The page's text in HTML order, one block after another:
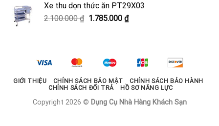
2.000.000 ₫.là:
1.800.000 ₫.
Xe thu dọn thức ăn PT29X03
2.100.000₫ Giá
1.785.000 ₫Giá
1.785.000 ₫.
GIỚI THIỆU CHÍNH SÁCH BẢO MẬT
CHÍNH SÁCH BẢO HÀNH
CHÍNH SÁCH ĐỔI TRẢ
HỒ SƠ NĂNG LỰC
Copyright 2026 © Dụng Cụ Nhà Hàng Khách Sạn